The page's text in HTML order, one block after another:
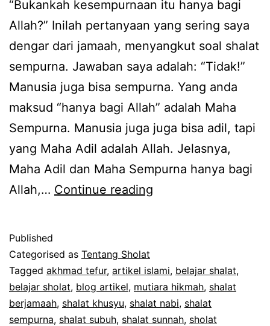
“Bukankah kesempurnaan itu hanya bagi
Allah?” Inilah pertanyaan yang sering saya
dengar dari jamaah, menyangkut soal shalat
sempurna. Jawaban saya adalah: “Tidak!”
Manusia juga bisa sempurna. Yang anda
maksud “hanya bagi Allah” adalah Maha
Sempurna. Manusia juga juga bisa adil, tapi
yang Maha Adil adalah Allah. Jelasnya,
Maha Adil dan Maha Sempurna hanya bagi
Allah,… Continue reading
Sempurna
Published
Categorised as Tentang Sholat
Tagged akhmad tefur, artikel islami, belajar shalat,
belajar sholat, blog artikel, mutiara hikmah, shalat
berjamaah, shalat khusyu, shalat nabi, shalat
sempurna, shalat subuh, shalat sunnah, sholat